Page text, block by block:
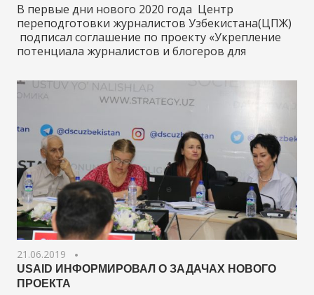
В первые дни нового 2020 года Центр
переподготовки журналистов Узбекистана(ЦПЖ)
подписал соглашение по проекту «Укрепление
потенциала журналистов и блогеров для
21.06.2019
USAID ИНФОРМИРОВАЛ О ЗАДАЧАХ НОВОГО
ПРОЕКТА